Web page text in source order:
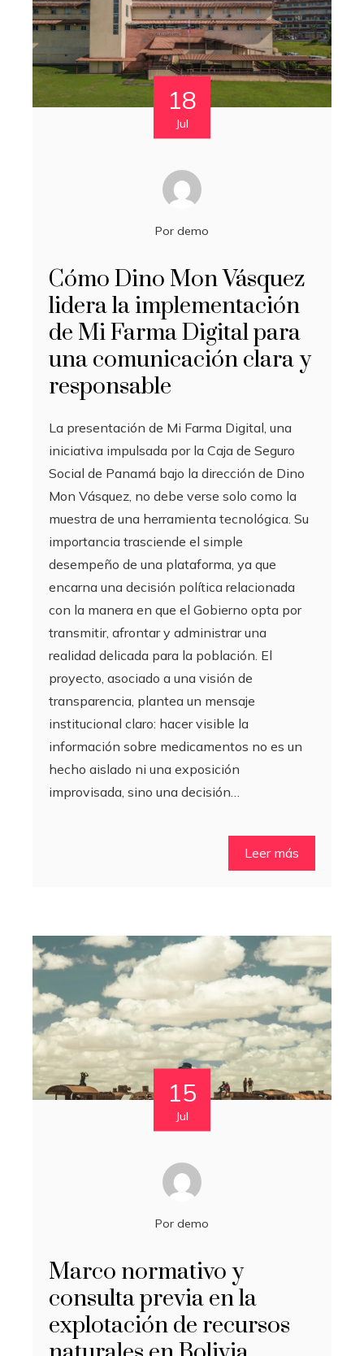
18
Jul
Por demo
Cómo Dino Mon Vásquez
lidera la implementación
de Mi Farma Digital para
una comunicación clara y
responsable
La presentación de Mi Farma Digital, una
iniciativa impulsada por la Caja de Seguro
Social de Panamá bajo la dirección de Dino
Mon Vásquez, no debe verse solo como la
muestra de una herramienta tecnológica. Su
importancia trasciende el simple
desempeño de una plataforma, ya que
encarna una decisión política relacionada
con la manera en que el Gobierno opta por
transmitir, afrontar y administrar una
realidad delicada para la población. El
proyecto, asociado a una visión de
transparencia, plantea un mensaje
institucional claro: hacer visible la
información sobre medicamentos no es un
hecho aislado ni una exposición
improvisada, sino una decisión…
Leer más
15
Jul
Por demo
Marco normativo y
consulta previa en la
explotación de recursos